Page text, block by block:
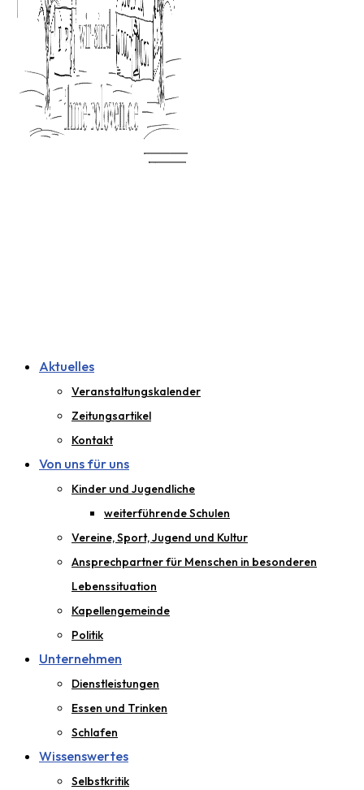
Aktuelles
Veranstaltungskalender
Zeitungsartikel
Kontakt
Von uns für uns
Kinder und Jugendliche
weiterführende Schulen
Vereine, Sport, Jugend und Kultur
Ansprechpartner für Menschen in besonderen
Lebenssituation
Kapellengemeinde
Politik
Unternehmen
Dienstleistungen
Essen und Trinken
Schlafen
Wissenswertes
Selbstkritik